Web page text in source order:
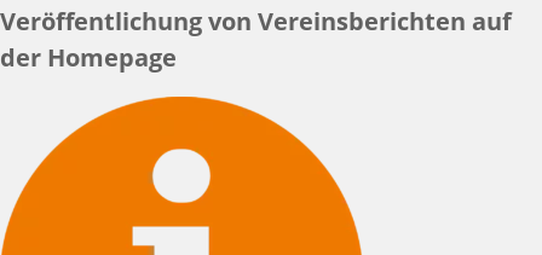
Veröffentlichung von Vereinsberichten auf
der Homepage